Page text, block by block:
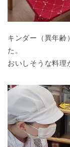
キンダー（異年齢
た。
おいしそうな料理